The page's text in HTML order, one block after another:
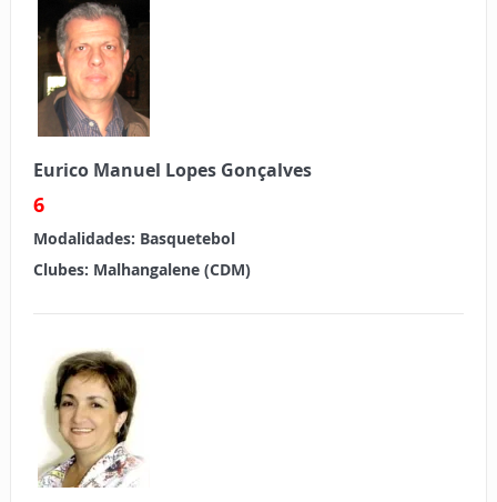
Eurico Manuel Lopes Gonçalves
6
Modalidades: Basquetebol
Clubes: Malhangalene (CDM)